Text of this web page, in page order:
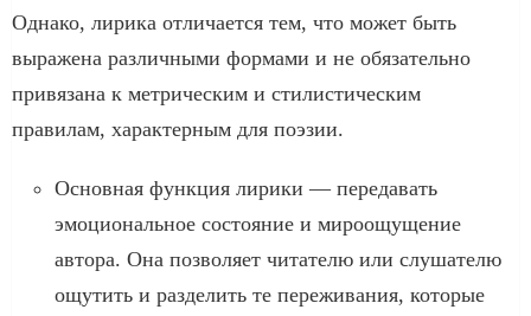
Однако, лирика отличается тем, что может быть
выражена различными формами и не обязательно
привязана к метрическим и стилистическим
правилам, характерным для поэзии.
Основная функция лирики — передавать
эмоциональное состояние и мироощущение
автора. Она позволяет читателю или слушателю
ощутить и разделить те переживания, которые